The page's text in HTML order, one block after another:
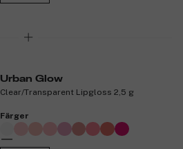
Urban Glow
Clear/Transparent Lipgloss 2,5 g
Färger